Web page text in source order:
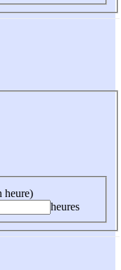
heure)
heures